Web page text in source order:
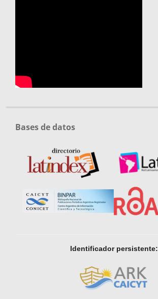
Bases de datos
Identificador persistente: